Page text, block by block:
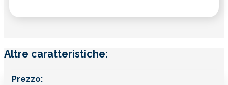
Altre caratteristiche:
Prezzo: